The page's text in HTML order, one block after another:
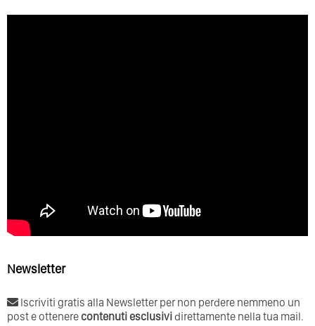
Newsletter
Iscriviti gratis alla Newsletter per non perdere nemmeno un
post e ottenerecontenuti esclusividirettamente nella tua mail.